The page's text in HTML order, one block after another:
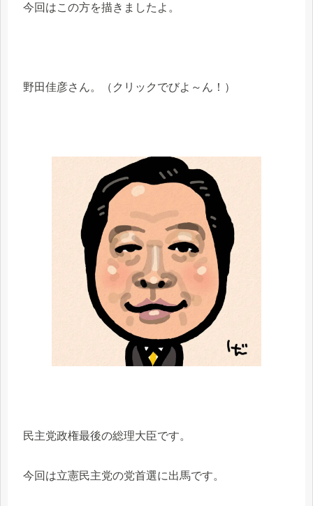
今回はこの方を描きましたよ。
野田佳彦さん。（クリックでびよ～ん！）
民主党政権最後の総理大臣です。
今回は立憲民主党の党首選に出馬です。